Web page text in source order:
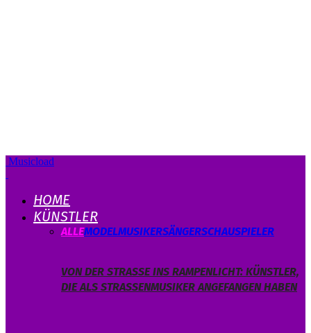
Musicload
HOME
KÜNSTLER
ALLEMODELMUSIKERSÄNGERSCHAUSPIELER
VON DER STRASSE INS RAMPENLICHT: KÜNSTLER, D
IE ALS STRASSENMUSIKER ANGEFANGEN HABEN